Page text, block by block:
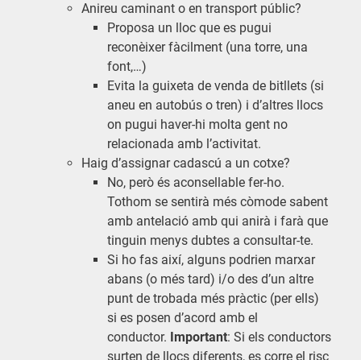
Anireu caminant o en transport públic?
Proposa un lloc que es pugui
reconèixer fàcilment (una torre, una
font,…)
Evita la guixeta de venda de bitllets (si
aneu en autobús o tren) i d’altres llocs
on pugui haver-hi molta gent no
relacionada amb l’activitat.
Haig d’assignar cadascú a un cotxe?
No, però és aconsellable fer-ho.
Tothom se sentirà més còmode sabent
amb antelació amb qui anirà i farà que
tinguin menys dubtes a consultar-te.
Si ho fas així, alguns podrien marxar
abans (o més tard) i/o des d’un altre
punt de trobada més pràctic (per ells)
si es posen d’acord amb el
conductor. Important: Si els conductors
surten de llocs diferents, es corre el risc